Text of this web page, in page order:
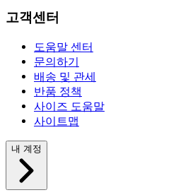
고객센터
도움말 센터
문의하기
배송 및 관세
반품 정책
사이즈 도움말
사이트맵
내 계정